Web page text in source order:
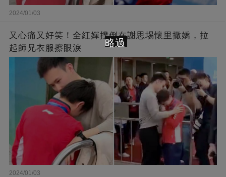
2024/01/03
又心痛又好笑！全紅嬋撲倒在謝思埸懷里撒嬌，拉
起師兄衣服擦眼淚
2024/01/03
略過